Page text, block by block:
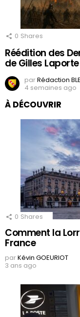
0 Shares
Réédition des
de Gilles Laporte
parRédaction
4 semaines ago
À DÉCOUVRIR
0 Shares
Comment la
France
parKévin GOEURIOT
3 ans ago